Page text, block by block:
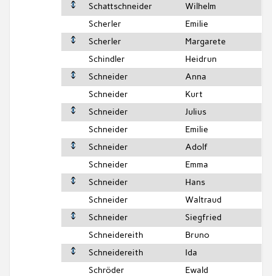
Schattschneider
Wilhelm
Scherler
Emilie
Scherler
Margarete
Schindler
Heidrun
Schneider
Anna
Schneider
Kurt
Schneider
Julius
Schneider
Emilie
Schneider
Adolf
Schneider
Emma
Schneider
Hans
Schneider
Waltraud
Schneider
Siegfried
Schneidereith
Bruno
Schneidereith
Ida
Schröder
Ewald